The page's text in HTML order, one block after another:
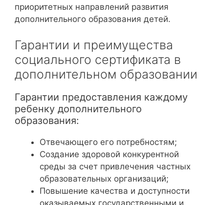
приоритетных направлений развития
дополнительного образования детей.
Гарантии и преимущества
социального сертификата в
дополнительном образовании
Гарантии предоставления каждому
ребенку дополнительного
образования:
Отвечающего его потребностям;
Создание здоровой конкурентной
среды за счет привлечения частных
образовательных организаций;
Повышение качества и доступности